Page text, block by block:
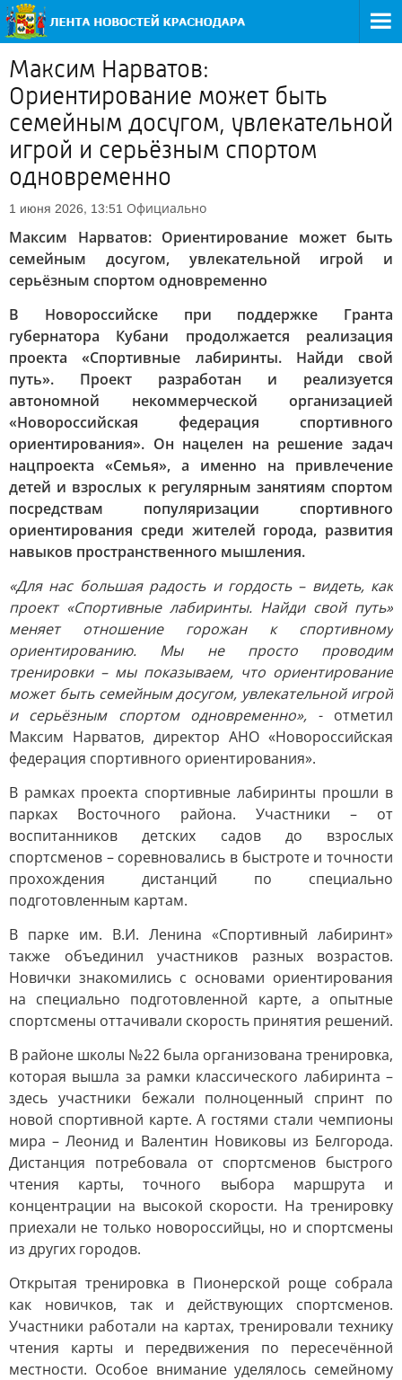
Максим Нарватов:
Ориентирование может быть
семейным досугом, увлекательной
игрой и серьёзным спортом
одновременно
1 июня 2026, 13:51 Официально
Максим Нарватов: Ориентирование может быть
семейным досугом, увлекательной игрой и
серьёзным спортом одновременно
В Новороссийске при поддержке Гранта
губернатора Кубани продолжается реализация
проекта «Спортивные лабиринты. Найди свой
путь». Проект разработан и реализуется
автономной некоммерческой организацией
«Новороссийская федерация спортивного
ориентирования». Он нацелен на решение задач
нацпроекта «Семья», а именно на привлечение
детей и взрослых к регулярным занятиям спортом
посредствам популяризации спортивного
ориентирования среди жителей города, развития
навыков пространственного мышления.
«Для нас большая радость и гордость – видеть, как
проект «Спортивные лабиринты. Найди свой путь»
меняет отношение горожан к спортивному
ориентированию. Мы не просто проводим
тренировки – мы показываем, что ориентирование
может быть семейным досугом, увлекательной игрой
и серьёзным спортом одновременно», - отметил
Максим Нарватов, директор АНО «Новороссийская
федерация спортивного ориентирования».
В рамках проекта спортивные лабиринты прошли в
парках Восточного района. Участники – от
воспитанников детских садов до взрослых
спортсменов – соревновались в быстроте и точности
прохождения дистанций по специально
подготовленным картам.
В парке им. В.И. Ленина «Спортивный лабиринт»
также объединил участников разных возрастов.
Новички знакомились с основами ориентирования
на специально подготовленной карте, а опытные
спортсмены оттачивали скорость принятия решений.
В районе школы №22 была организована тренировка,
которая вышла за рамки классического лабиринта –
здесь участники бежали полноценный спринт по
новой спортивной карте. А гостями стали чемпионы
мира – Леонид и Валентин Новиковы из Белгорода.
Дистанция потребовала от спортсменов быстрого
чтения карты, точного выбора маршрута и
концентрации на высокой скорости. На тренировку
приехали не только новороссийцы, но и спортсмены
из других городов.
Открытая тренировка в Пионерской роще собрала
как новичков, так и действующих спортсменов.
Участники работали на картах, тренировали технику
чтения карты и передвижения по пересечённой
местности. Особое внимание уделялось семейному